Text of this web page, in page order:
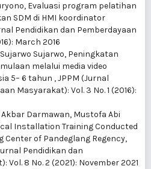
Evaluasi program pelatihan
SDM di HMI koordinator
Pendidikan dan Pemberdayaan
March 2016
Sujarwo, Peningkatan
melalui media video
5– 6 tahun ,JPPM (Jurnal
Masyarakat): Vol. 3 No. 1 (2016):
Darmawan, Mustofa Abi
Installation Training Conducted
of Pandeglang Regency,
Pendidikan dan
8 No. 2 (2021): November 2021